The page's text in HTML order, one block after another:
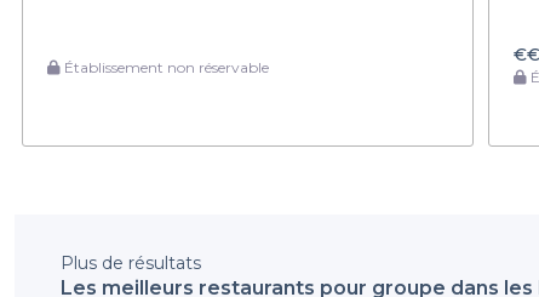
Établissement non réservable
Plus de résultats
Les meilleurs restaurants pour groupe dans